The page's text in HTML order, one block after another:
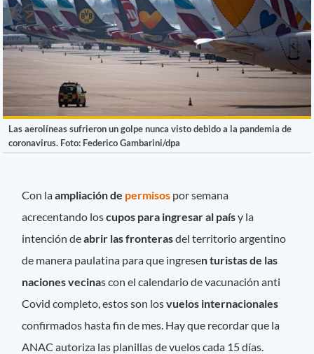
Las aerolíneas sufrieron un golpe nunca visto debido a la pandemia de
coronavirus. Foto: Federico Gambarini/dpa
Con laampliación de permisos por semana
acrecentando loscupos para ingresar al paísy la
intención deabrir las fronterasdel territorio argentino
de manera paulatina para que ingresen turistas de las
naciones vecinas con el calendario de vacunación anti
Covid completo, estos son losvuelos internacionales
confirmados hasta fin de mes. Hay que recordar que la
ANAC autoriza las planillas de vuelos cada 15 días.